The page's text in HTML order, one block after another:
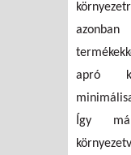
apró
Így